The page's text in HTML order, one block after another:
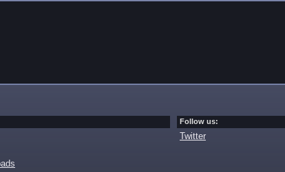
Follow us:
Twitter